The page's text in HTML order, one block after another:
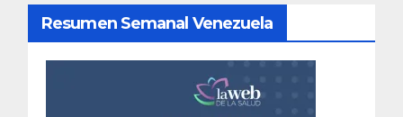
Resumen Semanal Venezuela